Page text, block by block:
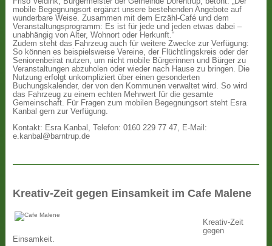
mobile Begegnungsort ergänzt unsere bestehenden Angebote auf
wunderbare Weise. Zusammen mit dem Erzähl-Café und dem
Veranstaltungsprogramm: Es ist für jede und jeden etwas dabei –
unabhängig von Alter, Wohnort oder Herkunft.“
Zudem steht das Fahrzeug auch für weitere Zwecke zur Verfügung:
So können es beispielsweise Vereine, der Flüchtlingskreis oder der
Seniorenbeirat nutzen, um nicht mobile Bürgerinnen und Bürger zu
Veranstaltungen abzuholen oder wieder nach Hause zu bringen. Die
Nutzung erfolgt unkompliziert über einen gesonderten
Buchungskalender, der von den Kommunen verwaltet wird. So wird
das Fahrzeug zu einem echten Mehrwert für die gesamte
Gemeinschaft. Für Fragen zum mobilen Begegnungsort steht Esra
Kanbal gern zur Verfügung.
Kontakt: Esra Kanbal, Telefon: 0160 229 77 47, E-Mail:
e.kanbal@barntrup.de
Kreativ-Zeit gegen Einsamkeit im Cafe Malene
Kreativ-Zeit
gegen
Einsamkeit.